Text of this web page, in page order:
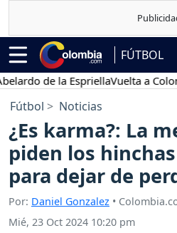
FÚTBOL
de la EspriellaVuelta a Colombia
Fútbol Noticias
¿Es karma?: La
piden los
para dejar de
Por: Daniel Gonzalez •
Mié, 23 Oct 2024 10:20 pm